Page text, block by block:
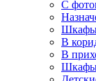
С
В
В